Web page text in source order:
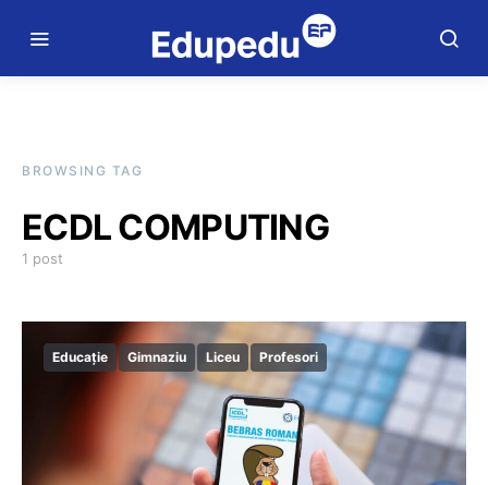
BROWSING TAG
ECDL COMPUTING
1 post
Educație Gimnaziu Liceu Profesori